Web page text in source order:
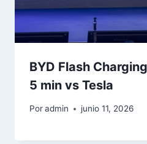
BYD Flash
5 min vs Tesla
Poradmin junio 11, 2026